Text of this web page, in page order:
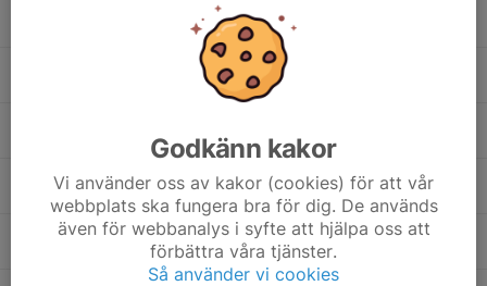
Mohamed Romodan
Rayan Serhan
Godkänn kakor
Vi använder oss av kakor (cookies) för att vår
webbplats ska fungera bra för dig. De används
även för webbanalys i syfte att hjälpa oss att
förbättra våra tjänster.
Så använder vi cookies